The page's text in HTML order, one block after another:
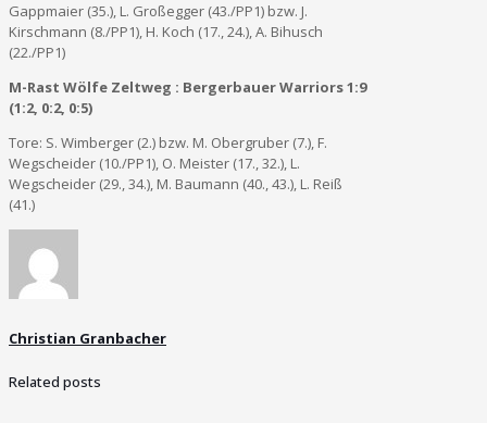
Gappmaier (35.), L. Großegger (43./PP1) bzw. J.
Kirschmann (8./PP1), H. Koch (17., 24.), A. Bihusch
(22./PP1)
M-Rast Wölfe Zeltweg : Bergerbauer Warriors 1:9
(1:2, 0:2, 0:5)
Tore: S. Wimberger (2.) bzw. M. Obergruber (7.), F.
Wegscheider (10./PP1), O. Meister (17., 32.), L.
Wegscheider (29., 34.), M. Baumann (40., 43.), L. Reiß
(41.)
Christian Granbacher
Related posts